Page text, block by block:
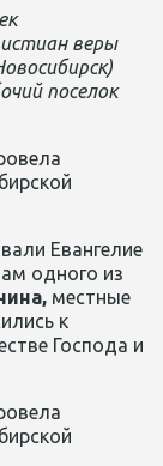
веры
поселок
Евангелие
одного из
местные
к
Господа и